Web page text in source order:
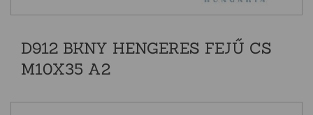
D912 BKNY HENGERES FEJŰ CS
M10X35 A2